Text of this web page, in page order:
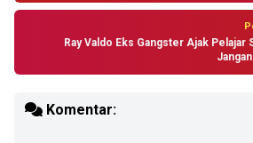
Ray Valdo Eks Gangster Ajak Pelajar
Komentar: